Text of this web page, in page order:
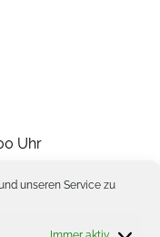
unseren Service zu
Uhr